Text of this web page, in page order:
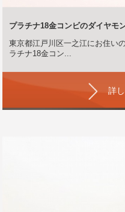
プラチナ18金コンビのダイヤモ
東京都江戸川区一之江にお住い
ラチナ18金コン...
詳